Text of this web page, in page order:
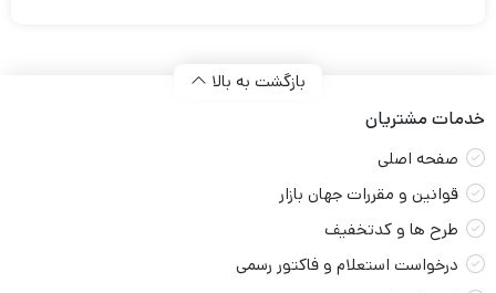
بازگشت به بالا
خدمات مشتریان
صفحه اصلی
قوانین و مقررات جهان بازار
طرح ها و کدتخفیف
درخواست استعلام و فاکتور رسمی